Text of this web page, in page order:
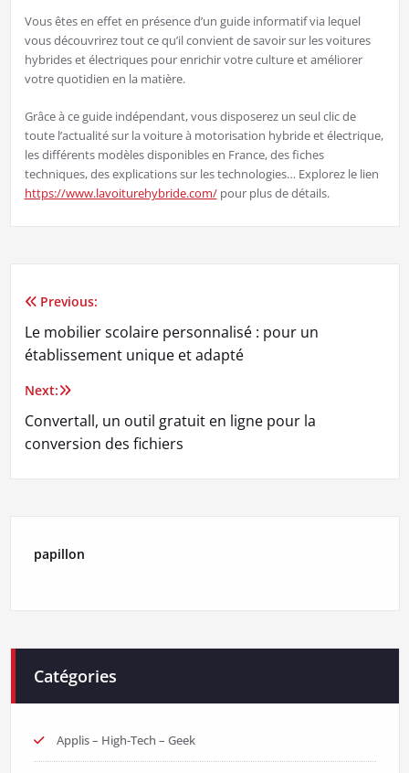
Vous êtes en effet en présence d’un guide informatif via lequel
vous découvrirez tout ce qu’il convient de savoir sur les voitures
hybrides et électriques pour enrichir votre culture et améliorer
votre quotidien en la matière.
Grâce à ce guide indépendant, vous disposerez un seul clic de
toute l’actualité sur la voiture à motorisation hybride et électrique,
les différents modèles disponibles en France, des fiches
techniques, des explications sur les technologies… Explorez le lien
https://www.lavoiturehybride.com/pour plus de détails.
Navigation
de
l’article
Previous:
Le mobilier scolaire personnalisé : pour un
établissement unique et adapté
Next:
Convertall, un outil gratuit en ligne pour la
conversion des fichiers
papillon
Catégories
Applis – High-Tech – Geek